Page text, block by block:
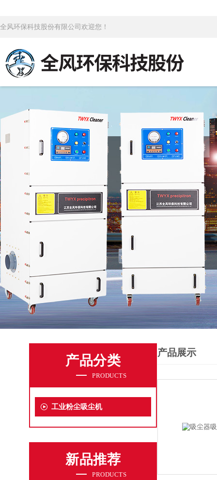
全风环保科技股份有限公司欢迎您！
产品分类
PRODUCTS
工业粉尘吸尘机
新品推荐
PRODUCTS
产品展示